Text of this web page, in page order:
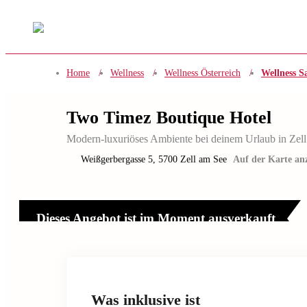
Home / Wellness / Wellness Österreich / Wellness
Two Timez Boutique Hotel
Modern-luxuriöses Ambiente bei deinem Urlaub in Zell
Weißgerbergasse 5, 5700 Zell am See Auf der Karte
Dieses Angebot ist im Moment ausverkauft
Was inklusive ist